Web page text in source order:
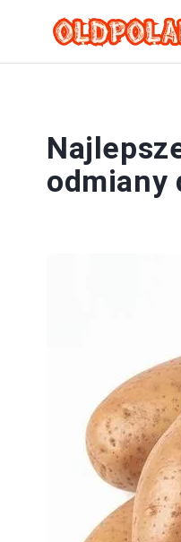
odmiany